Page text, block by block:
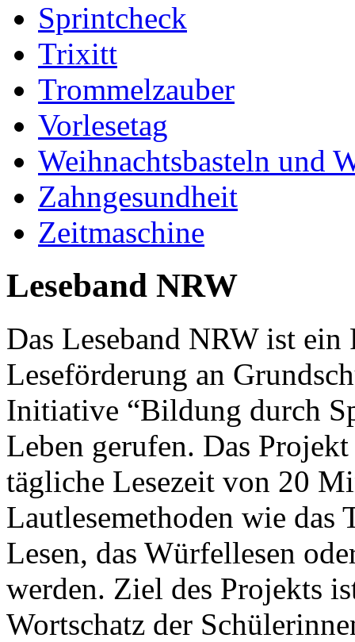
Sprintcheck
Trixitt
Trommelzauber
Vorlesetag
Weihnachtsbasteln und
Zahngesundheit
Zeitmaschine
Leseband NRW
Das Leseband NRW ist
Leseförderung an
Initiative “Bildung durch
Leben gerufen. Das
tägliche Lesezeit von 20
Lautlesemethoden wie das
Lesen, das Würfellesen
werden. Ziel des Projekts
Wortschatz der